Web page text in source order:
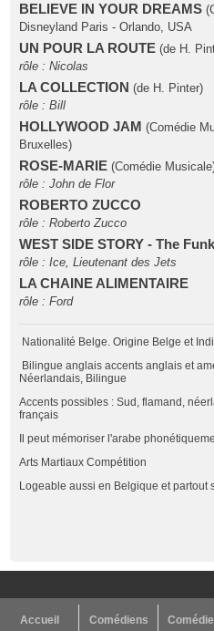
BELIEVE IN YOUR DREAMS
Disneyland Paris - Orlando, USA
UN POUR LA ROUTE(de H.
rôle : Nicolas
LA COLLECTION(de H. Pinter)
rôle : Bill
HOLLYWOOD JAM (Comédie
Bruxelles)
ROSE-MARIE (Comédie
rôle : John de Flor
ROBERTO ZUCCO
rôle : Roberto Zucco
WEST SIDE STORY - The
rôle : Ice, Lieutenant des Jets
LA CHAINE ALIMENTAIRE
rôle : Ford
Nationalité Belge. Origine Belge et
Bilingue anglais accents anglais et
Néerlandais, Bilingue
Accents possibles : Sud, flamand,
français
Il peut mémoriser l'arabe
Arts Martiaux Compétition
Logeable aussi en Belgique et partout
Accueil Comédiens